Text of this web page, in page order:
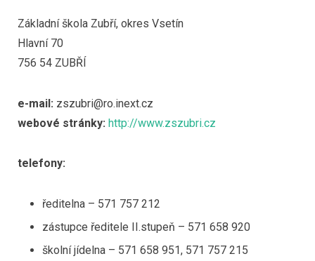
Základní škola Zubří, okres Vsetín
Hlavní 70
756 54 ZUBŘÍ
e-mail: zszubri@ro.inext.cz
webové stránky: http://www.zszubri.cz
telefony:
ředitelna – 571 757 212
zástupce ředitele II.stupeň – 571 658 920
školní jídelna – 571 658 951, 571 757 215